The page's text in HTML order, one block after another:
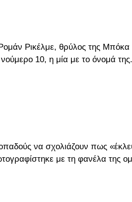
Ρικέλμε, θρύλος της Μπόκα
10, η μία με το όνομά της.
να σχολιάζουν πως
με τη φανέλα της